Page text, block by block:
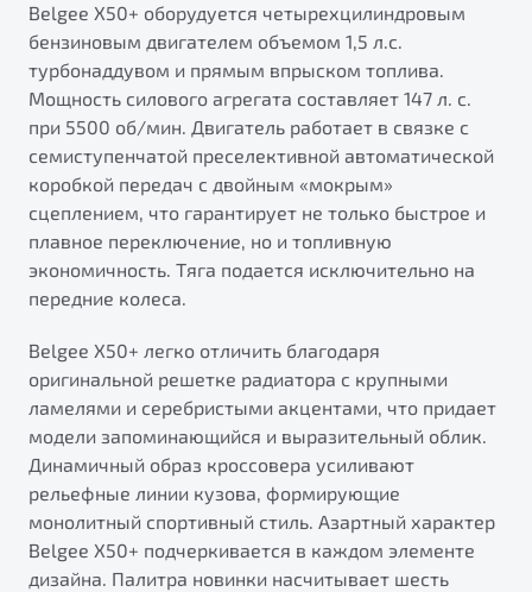
Belgee X50+ оборудуется четырехцилиндровым
бензиновым двигателем объемом 1,5 л.с.
турбонаддувом и прямым впрыском топлива.
Мощность силового агрегата составляет 147 л. с.
при 5500 об/мин. Двигатель работает в связке с
семиступенчатой преселективной автоматической
коробкой передач с двойным «мокрым»
сцеплением, что гарантирует не только быстрое и
плавное переключение, но и топливную
экономичность. Тяга подается исключительно на
передние колеса.
Belgee X50+ легко отличить благодаря
оригинальной решетке радиатора с крупными
ламелями и серебристыми акцентами, что придает
модели запоминающийся и выразительный облик.
Динамичный образ кроссовера усиливают
рельефные линии кузова, формирующие
монолитный спортивный стиль. Азартный характер
Belgee X50+ подчеркивается в каждом элементе
дизайна. Палитра новинки насчитывает шесть